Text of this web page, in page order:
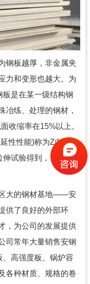
钢板越厚，非金属夹
力和变形也越大。为
是在某一级结构钢
冶练、处理的钢材，
收缩率在15%以上。
性性能)称为Z向性
试验得到，一般用
大的钢材基地——安
供了良好的外部环
，为公司的发展提供
司常年大量销售安钢
高强度板、锅炉容
各种材质、规格的卷